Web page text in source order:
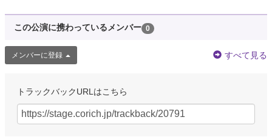
この公演に携わっているメンバー 0
メンバーに登録 すべて見る
トラックバックURLはこちら